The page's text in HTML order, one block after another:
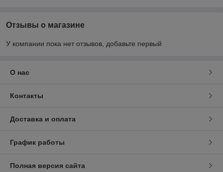
Отзывы о магазине
У компании пока нет отзывов, добавьте первый
О нас
Контакты
Доставка и оплата
График работы
Полная версия сайта